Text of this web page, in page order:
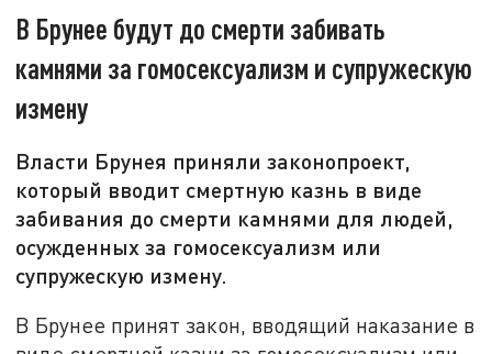
В Брунее будут до смерти забивать
камнями за гомосексуализм и супружескую
измену
Власти Брунея приняли законопроект,
который вводит смертную казнь в виде
забивания до смерти камнями для людей,
осужденных за гомосексуализм или
супружескую измену.
В Брунее принят закон, вводящий наказание в